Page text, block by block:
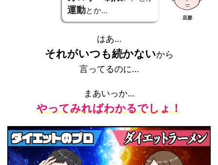
運動とか…
旦那
はあ…
それがいつも続かないから
言ってるのに…
まあいっか…
やってみればわかるでしょ！